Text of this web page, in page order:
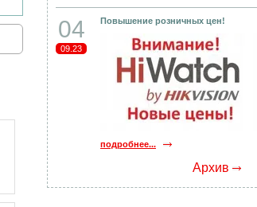
04
09.23
Повышение розничных цен!
подробнее...
Архив